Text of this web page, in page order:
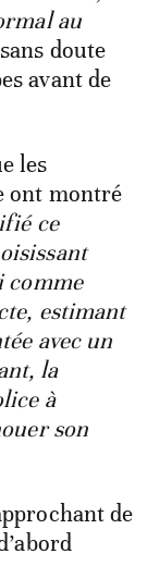
au
doute
avant de
les
ont montré
ce
comme
estimant
avec un
la
à
son
de